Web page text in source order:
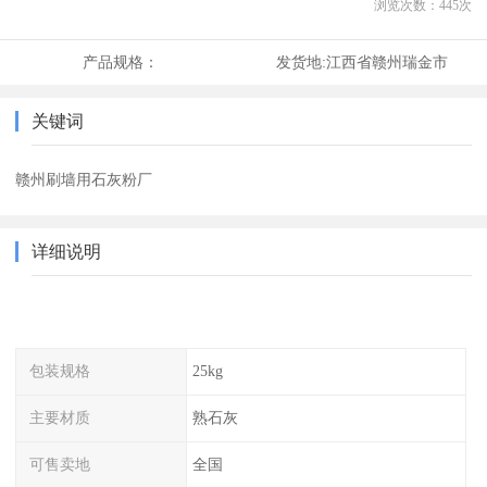
浏览次数： 445次
产品规格： 发货地:江西省赣州瑞金市
关键词
赣州刷墙用石灰粉厂
详细说明
包装规格 25kg
主要材质 熟石灰
可售卖地 全国